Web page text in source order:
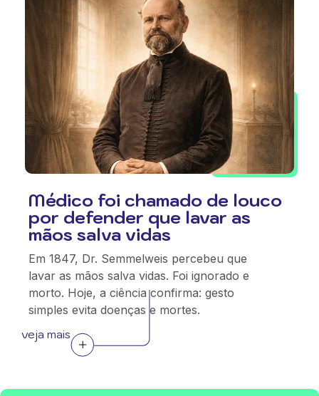
Médico foi chamado de louco
por defender que lavar as
mãos salva vidas
Em 1847, Dr. Semmelweis percebeu que
lavar as mãos salva vidas. Foi ignorado e
morto. Hoje, a ciência confirma: gesto
simples evita doenças e mortes.
veja mais